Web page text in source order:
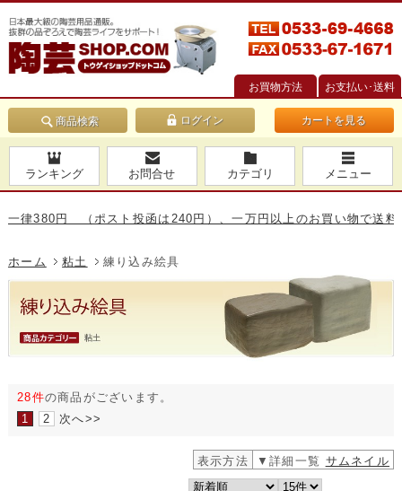
お買物方法 お支払い･送料
商品検索 カートを見る
ランキング お問合せ カテゴリ メニュー
円 （ポスト投函は240円）、一万円以上のお買い物で送料無料で
ホーム 粘土 練り込み絵具
28件の商品がございます。
1
2 次へ>>
表示方法 ▼詳細一覧 サムネイル